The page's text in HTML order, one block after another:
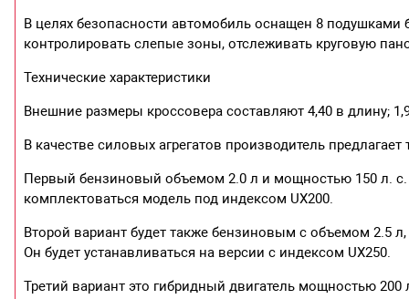
В целях безопасности автомобиль оснащен 8
контролировать слепые зоны, отслеживать круговую
Технические характеристики
Внешние размеры кроссовера составляют 4,40 в длину;
В качестве силовых агрегатов производитель предлагает
Первый бензиновый объемом 2.0 л и мощностью 150 л. с.
комплектоваться модель под индексом UX200.
Второй вариант будет также бензиновым с объемом 2.5
Он будет устанавливаться на версии с индексом UX250.
Третий вариант это гибридный двигатель мощностью 200